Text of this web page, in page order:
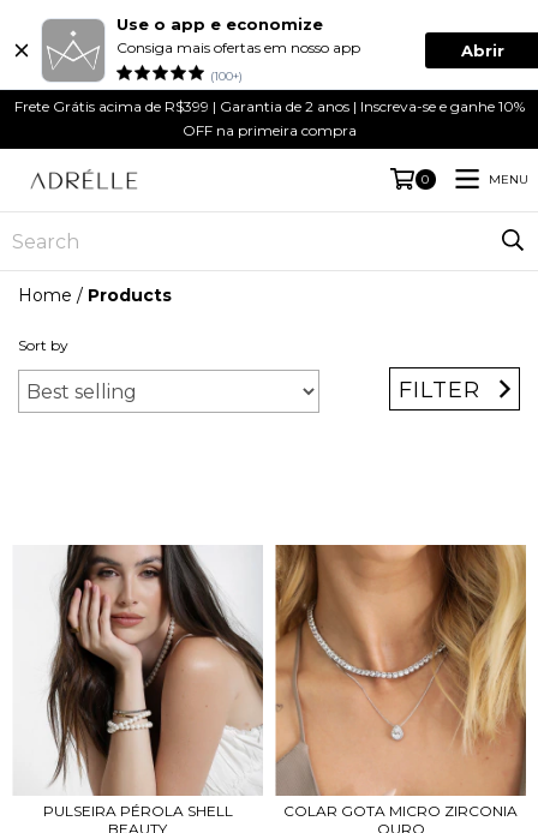
Use o app e economize
Consiga mais ofertas em nosso app
(100+)
Abrir
Frete Grátis acima de R$399 | Garantia de 2 anos | Inscreva-se e ganhe 10%
OFF na primeira compra
0 MENU
Home / Products
Sort by
FILTER
PULSEIRA PÉROLA SHELL
BEAUTY
COLAR GOTA MICRO ZIRCONIA
OURO